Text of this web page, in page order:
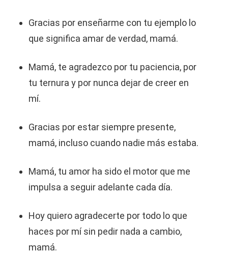
Gracias por enseñarme con tu ejemplo lo
que significa amar de verdad, mamá.
Mamá, te agradezco por tu paciencia, por
tu ternura y por nunca dejar de creer en
mí.
Gracias por estar siempre presente,
mamá, incluso cuando nadie más estaba.
Mamá, tu amor ha sido el motor que me
impulsa a seguir adelante cada día.
Hoy quiero agradecerte por todo lo que
haces por mí sin pedir nada a cambio,
mamá.